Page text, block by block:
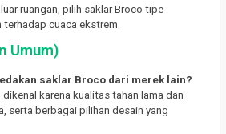
ruangan, pilih saklar Broco tipe
cuaca ekstrem.
Umum)
saklar Broco dari merek lain?
dikenal karena kualitas tahan lama dan
serta berbagai pilihan desain yang